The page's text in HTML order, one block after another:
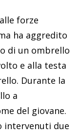
forze
ha aggredito
di un ombrello
e alla testa
Durante la
a
del giovane.
intervenuti due